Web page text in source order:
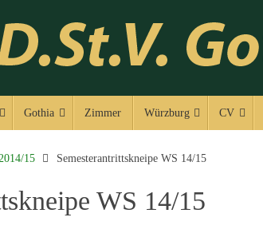
Gothia Zimmer Würzburg CV
15 Semesterantrittskneipe WS 14/15
WS 14/15